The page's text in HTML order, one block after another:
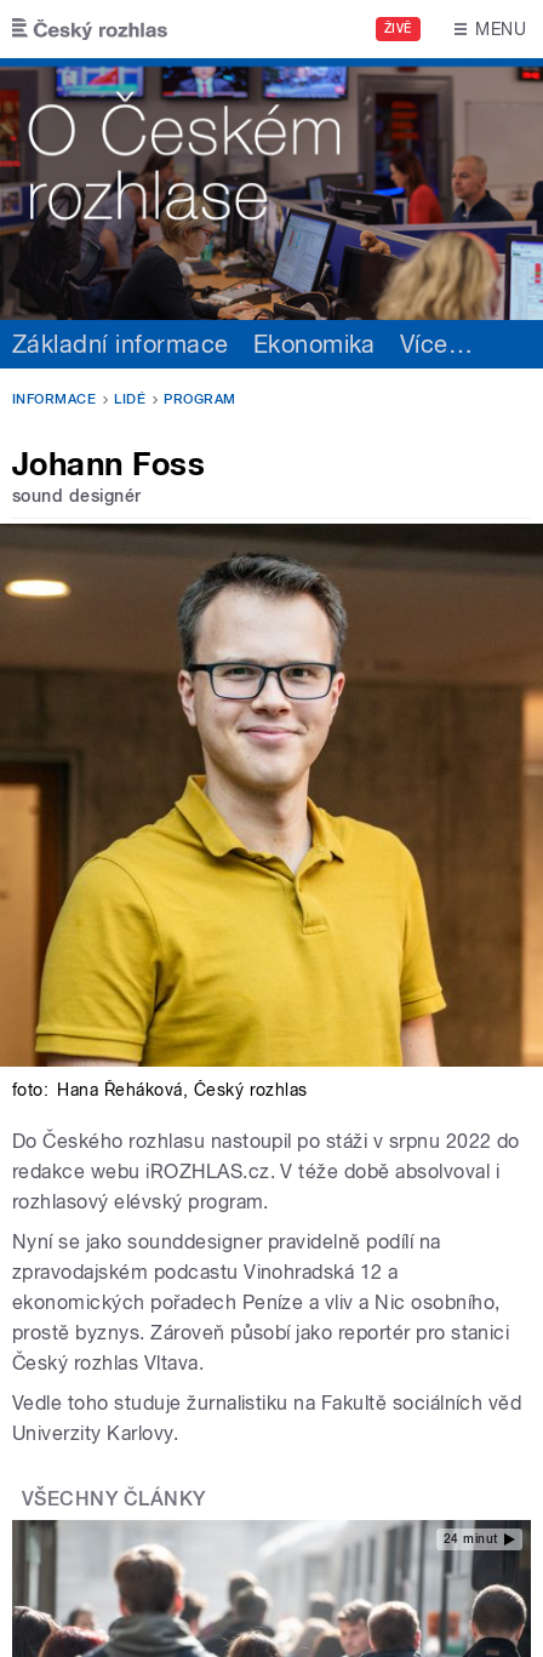
Přejít k hlavnímu obsahu
ŽIVĚ MENU
Základní informace Ekonomika Více…
INFORMACE LIDÉ PROGRAM
Johann Foss
sound designér
foto: Hana Řeháková, Český rozhlas
Do Českého rozhlasu nastoupil po stáži v srpnu 2022 do
redakce webu iROZHLAS.cz. V téže době absolvoval i
rozhlasový elévský program.
Nyní se jako sounddesigner pravidelně podílí na
zpravodajském podcastu Vinohradská 12 a
ekonomických pořadech Peníze a vliv a Nic osobního,
prostě byznys. Zároveň působí jako reportér pro stanici
Český rozhlas Vltava.
Vedle toho studuje žurnalistiku na Fakultě sociálních věd
Univerzity Karlovy.
VŠECHNY ČLÁNKY
24 minut